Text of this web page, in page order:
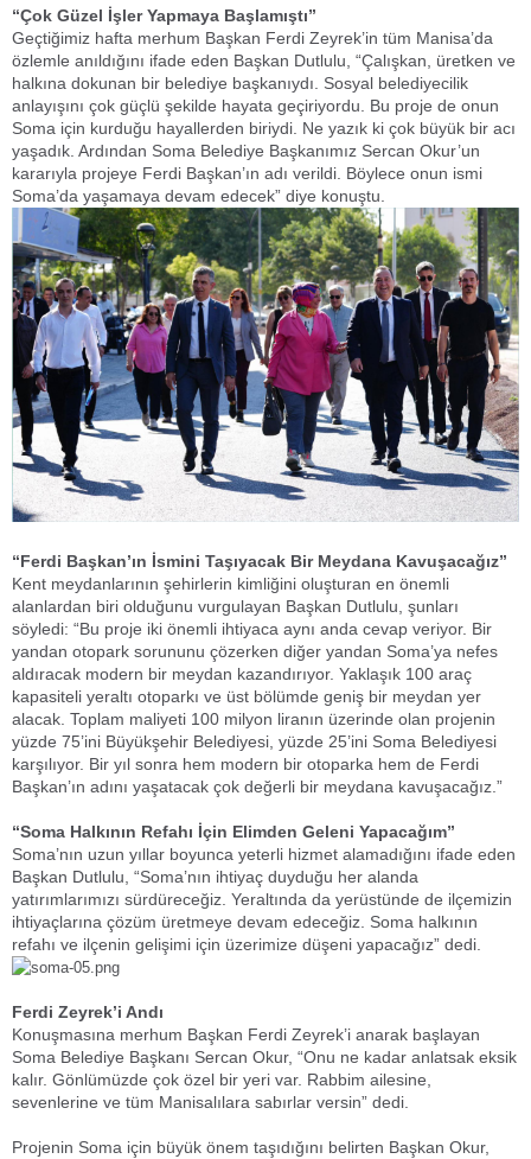
“Çok Güzel İşler Yapmaya Başlamıştı”
Geçtiğimiz hafta merhum Başkan Ferdi Zeyrek’in tüm Manisa’da
özlemle anıldığını ifade eden Başkan Dutlulu, “Çalışkan, üretken ve
halkına dokunan bir belediye başkanıydı. Sosyal belediyecilik
anlayışını çok güçlü şekilde hayata geçiriyordu. Bu proje de onun
Soma için kurduğu hayallerden biriydi. Ne yazık ki çok büyük bir acı
yaşadık. Ardından Soma Belediye Başkanımız Sercan Okur’un
kararıyla projeye Ferdi Başkan’ın adı verildi. Böylece onun ismi
Soma’da yaşamaya devam edecek” diye konuştu.
“Ferdi Başkan’ın İsmini Taşıyacak Bir Meydana Kavuşacağız”
Kent meydanlarının şehirlerin kimliğini oluşturan en önemli
alanlardan biri olduğunu vurgulayan Başkan Dutlulu, şunları
söyledi: “Bu proje iki önemli ihtiyaca aynı anda cevap veriyor. Bir
yandan otopark sorununu çözerken diğer yandan Soma’ya nefes
aldıracak modern bir meydan kazandırıyor. Yaklaşık 100 araç
kapasiteli yeraltı otoparkı ve üst bölümde geniş bir meydan yer
alacak. Toplam maliyeti 100 milyon liranın üzerinde olan projenin
yüzde 75’ini Büyükşehir Belediyesi, yüzde 25’ini Soma Belediyesi
karşılıyor. Bir yıl sonra hem modern bir otoparka hem de Ferdi
Başkan’ın adını yaşatacak çok değerli bir meydana kavuşacağız.”
“Soma Halkının Refahı İçin Elimden Geleni Yapacağım”
Soma’nın uzun yıllar boyunca yeterli hizmet alamadığını ifade eden
Başkan Dutlulu, “Soma’nın ihtiyaç duyduğu her alanda
yatırımlarımızı sürdüreceğiz. Yeraltında da yerüstünde de ilçemizin
ihtiyaçlarına çözüm üretmeye devam edeceğiz. Soma halkının
refahı ve ilçenin gelişimi için üzerimize düşeni yapacağız” dedi.
Ferdi Zeyrek’i Andı
Konuşmasına merhum Başkan Ferdi Zeyrek’i anarak başlayan
Soma Belediye Başkanı Sercan Okur, “Onu ne kadar anlatsak eksik
kalır. Gönlümüzde çok özel bir yeri var. Rabbim ailesine,
sevenlerine ve tüm Manisalılara sabırlar versin” dedi.
Projenin Soma için büyük önem taşıdığını belirten Başkan Okur,